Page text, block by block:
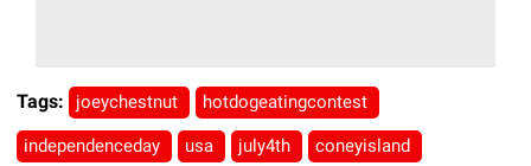
Tags: joeychestnut hotdogeatingcontest
independenceday usa july4th coneyisland